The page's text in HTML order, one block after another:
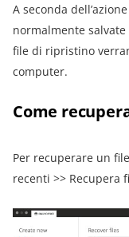
A seconda
normalmente
file di ripristino
computer.
Come
Per recuperare un
recenti >> Recupera